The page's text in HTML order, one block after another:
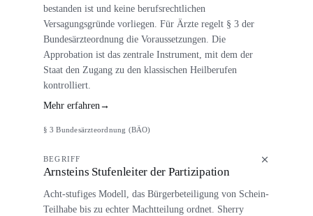
bestanden ist und keine berufsrechtlichen
Versagungsgründe vorliegen. Für Ärzte regelt § 3 der
Bundesärzteordnung die Voraussetzungen. Die
Approbation ist das zentrale Instrument, mit dem der
Staat den Zugang zu den klassischen Heilberufen
kontrolliert.
Mehr erfahren →
§ 3 Bundesärzteordnung (BÄO)
BEGRIFF
Arnsteins Stufenleiter der Partizipation
Acht-stufiges Modell, das Bürgerbeteiligung von Schein-
Teilhabe bis zu echter Machtteilung ordnet. Sherry